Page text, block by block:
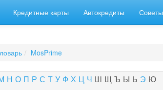
Кредитные карты Автокредиты Советы
MosPrime
Н О П Р С Т У Ф Х Ц Ч Ш Щ Ъ Ы Ь Э Ю